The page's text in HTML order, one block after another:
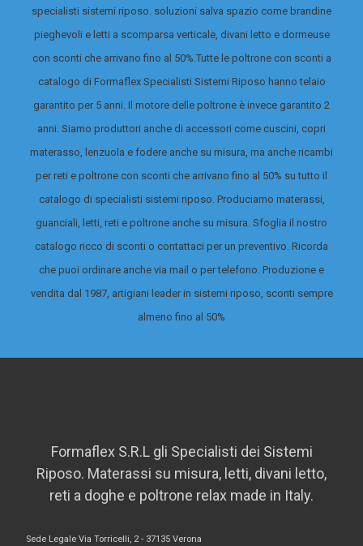
specialisti sistemi riposo. soluzioni salva spazio come brandine
pieghevoli e letti a scomparsa verticale, divani letto e dormeuse
con sconti che arrivano fino al 50%.Tutte le poltrone con sconti a
catalogo di Formaflex Specialisti Sistemi Riposo hanno telaio
garantito per 5 anni. Il motore delle poltrone è invece garantito 2
anni. Siamo produttori anche di accessori come cuscini, copri
materasso, lenzuola e fodere anche su misura, ma anche ricambi
per reti e poltrone con sconti che arrivano fino al 50% su tutto il
catalogo di specialisti sistemi riposo. Produciamo materassi,
guanciali, letti, reti e poltrone anche su misura. Sfoglia il nostro
catalogo ricco di sconti o contattaci per un preventivo. Ricorda
che puoi ordinare anche via mail o per telefono. Produzione e
vendita dal 1987, artigiani leader in sistemi riposo, sconti sempre
almeno fino al 50%
Formaflex S.R.L gli Specialisti dei Sistemi
Riposo. Materassi su misura, letti, divani letto,
reti a doghe e poltrone relax made in Italy.
Sede Legale Via Torricelli, 2 - 37135 Verona